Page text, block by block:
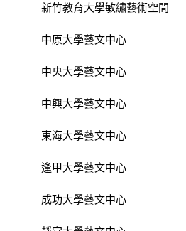
新竹教育大學敏繡藝術空間
中原大學藝文中心
中央大學藝文中心
中興大學藝文中心
東海大學藝文中心
逢甲大學藝文中心
成功大學藝文中心